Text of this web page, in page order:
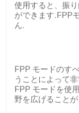
使用すると、振
ができます.FPP
ん.
FPP モードのす
うことによって
FPP モードを使
野を広げることが